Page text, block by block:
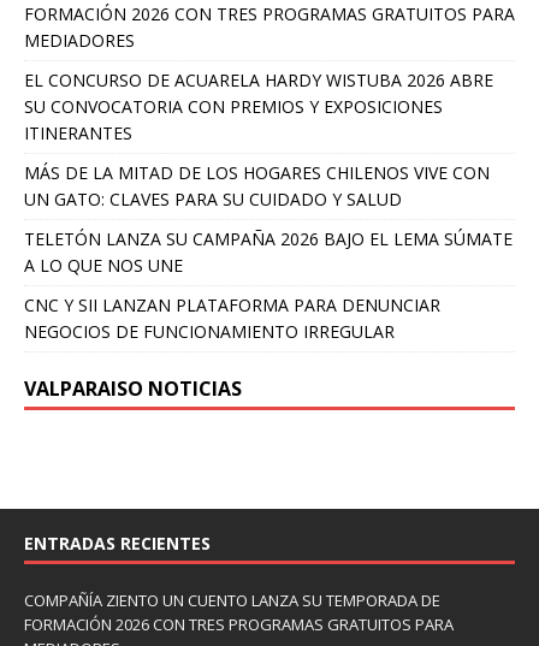
FORMACIÓN 2026 CON TRES PROGRAMAS GRATUITOS PARA
MEDIADORES
EL CONCURSO DE ACUARELA HARDY WISTUBA 2026 ABRE
SU CONVOCATORIA CON PREMIOS Y EXPOSICIONES
ITINERANTES
MÁS DE LA MITAD DE LOS HOGARES CHILENOS VIVE CON
UN GATO: CLAVES PARA SU CUIDADO Y SALUD
TELETÓN LANZA SU CAMPAÑA 2026 BAJO EL LEMA SÚMATE
A LO QUE NOS UNE
CNC Y SII LANZAN PLATAFORMA PARA DENUNCIAR
NEGOCIOS DE FUNCIONAMIENTO IRREGULAR
VALPARAISO NOTICIAS
ENTRADAS RECIENTES
COMPAÑÍA ZIENTO UN CUENTO LANZA SU TEMPORADA DE
FORMACIÓN 2026 CON TRES PROGRAMAS GRATUITOS PARA